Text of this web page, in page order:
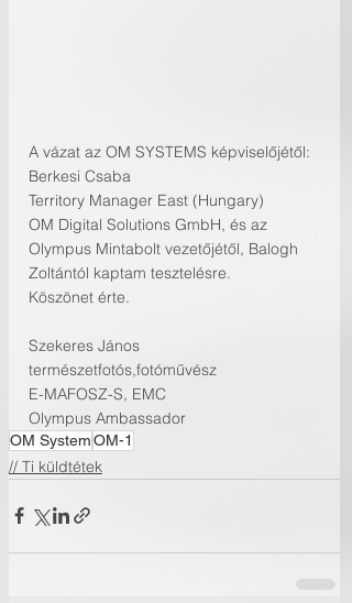
A vázat az OM SYSTEMS képviselőjétől:
Berkesi Csaba
Territory Manager East (Hungary)
OM Digital Solutions GmbH, és az
Olympus Mintabolt vezetőjétől, Balogh
Zoltántól kaptam tesztelésre.
Köszönet érte.
Szekeres János
természetfotós,fotóművész
E-MAFOSZ-S, EMC
Olympus Ambassador
OM SystemOM-1
// Ti küldtétek